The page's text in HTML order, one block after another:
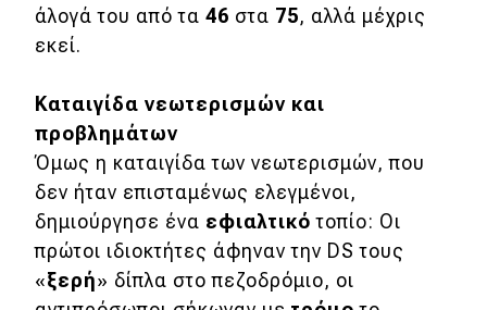
άλογά του από τα 46 στα 75, αλλά μέχρις
εκεί.
Καταιγίδα νεωτερισμών και
προβλημάτων
Όμως η καταιγίδα των νεωτερισμών, που
δεν ήταν επισταμένως ελεγμένοι,
δημιούργησε ένα εφιαλτικό τοπίο: Οι
πρώτοι ιδιοκτήτες άφηναν την DS τους
«ξερή» δίπλα στο πεζοδρόμιο, οι